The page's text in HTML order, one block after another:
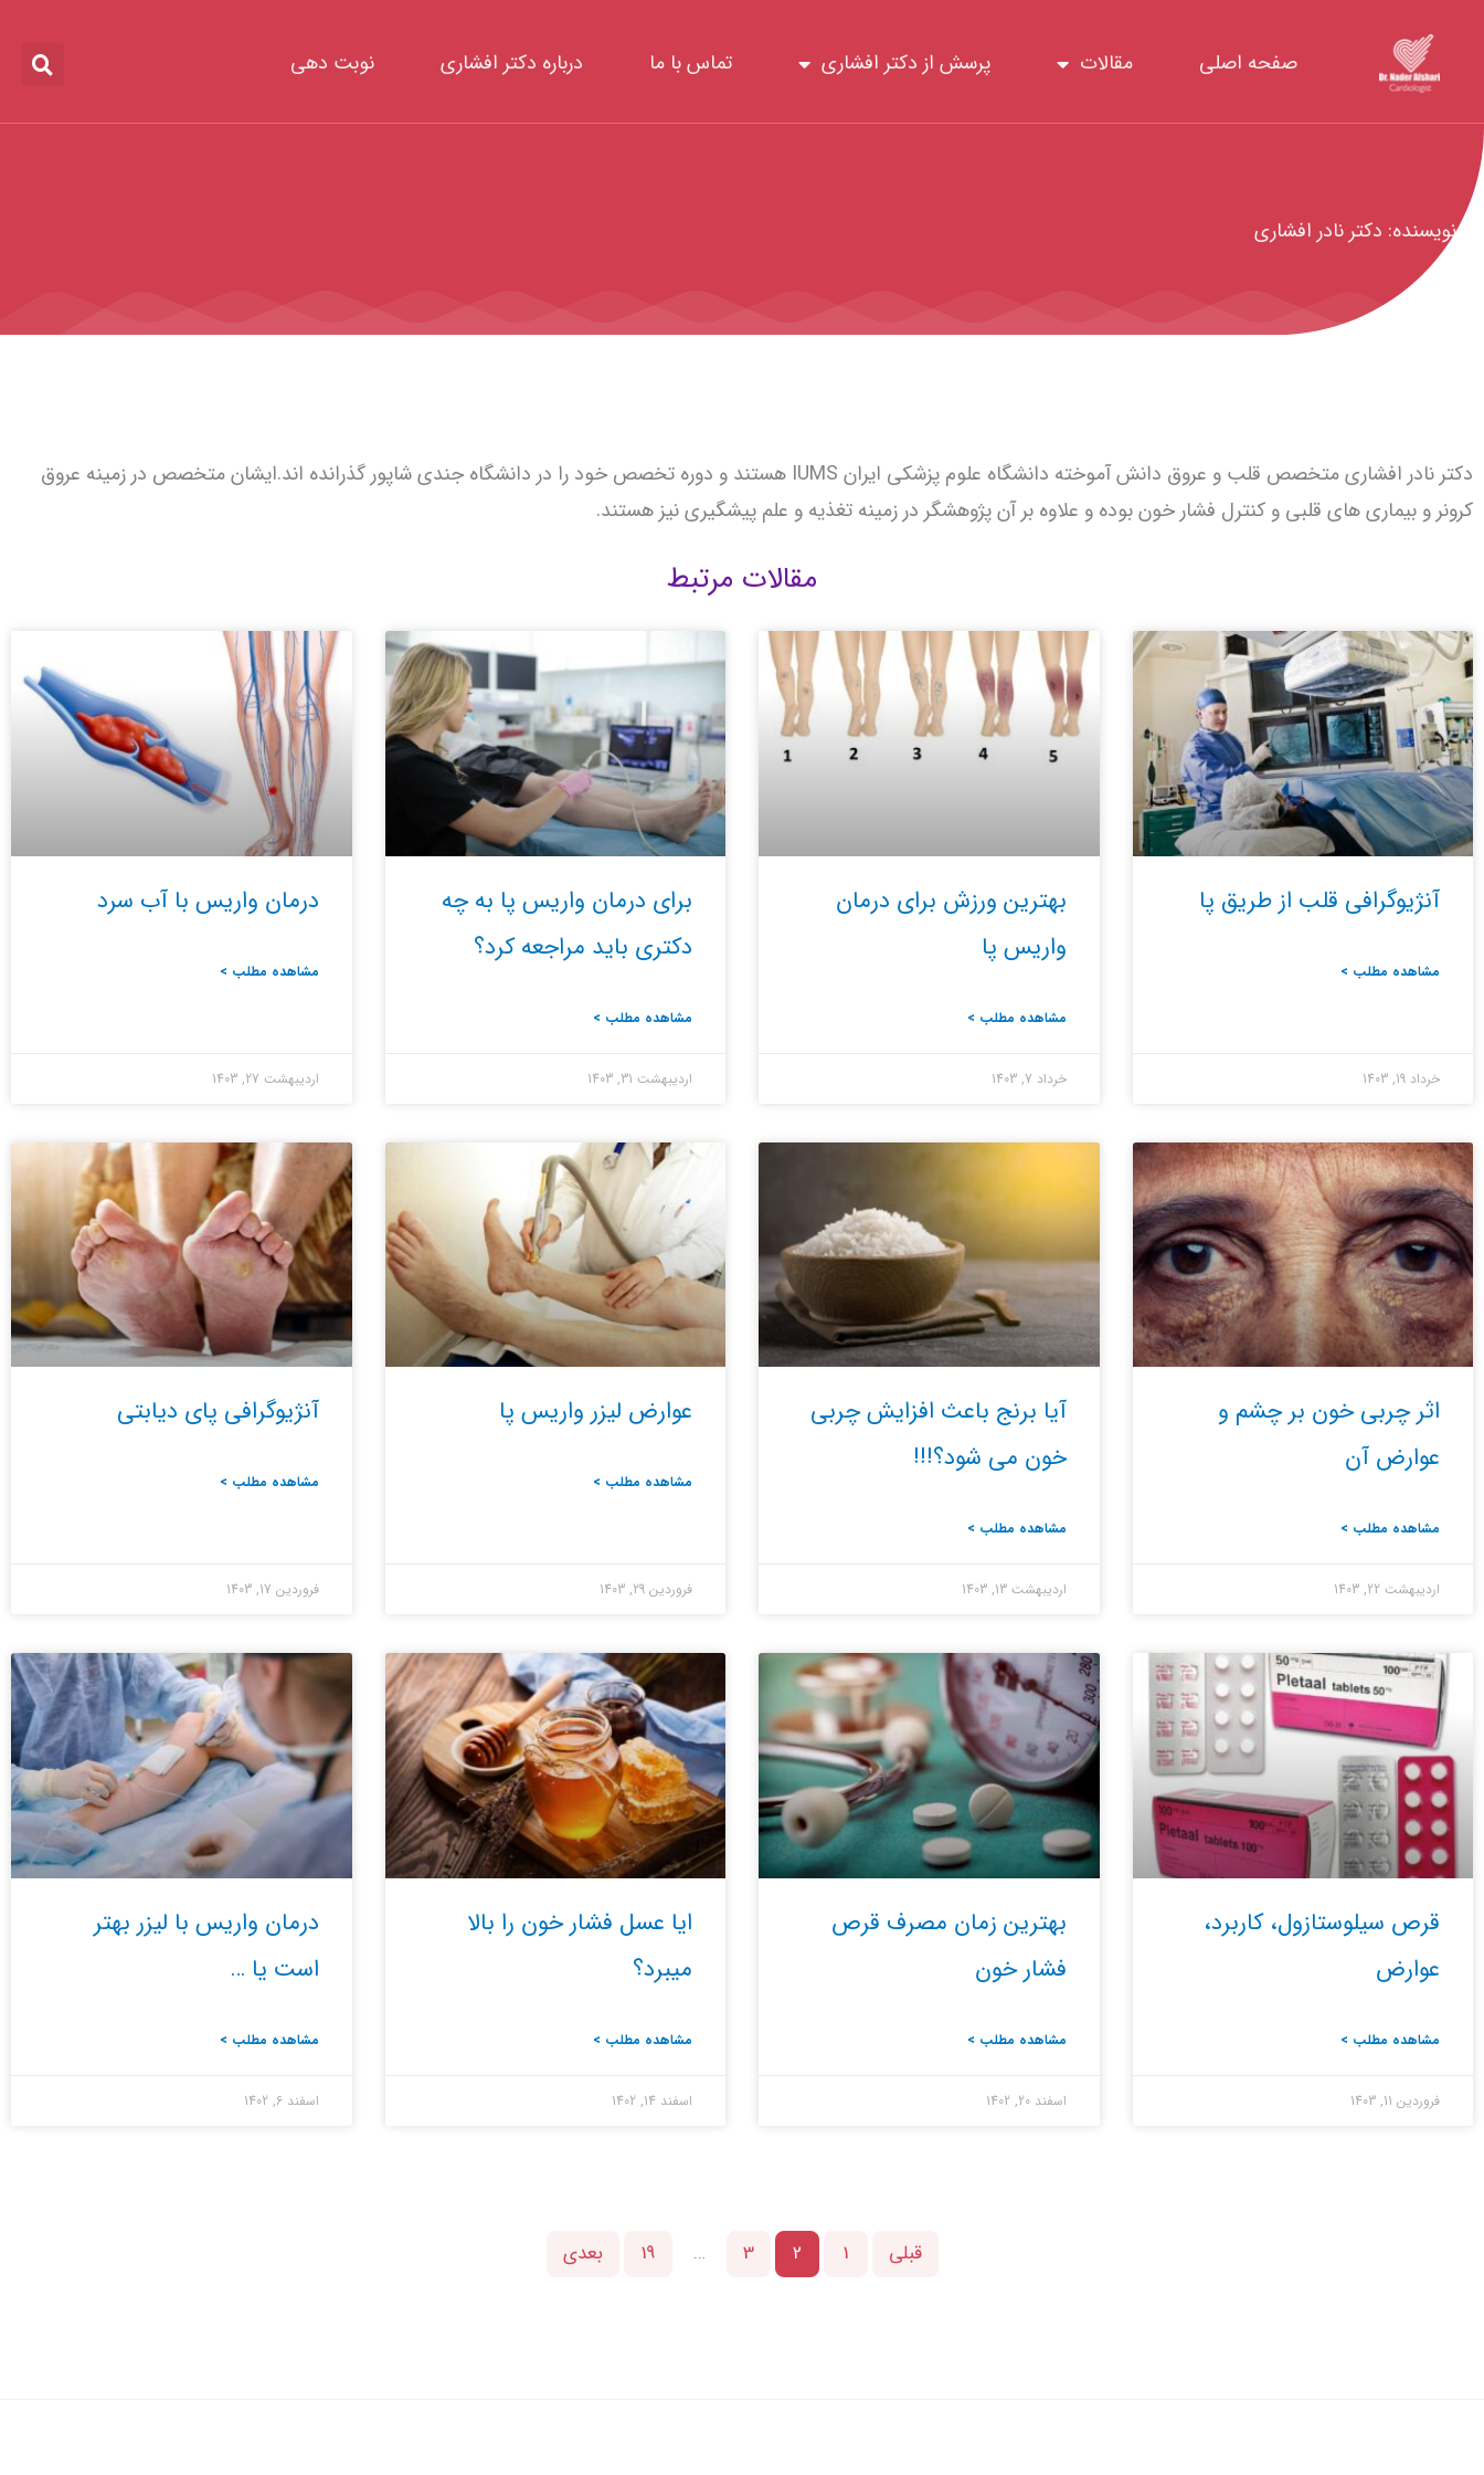
محتوا
صفحه اصلی مقالات پرسش از دکتر افشاری تماس با ما درباره دکتر افشاری نوبت دهی
نویسنده: دکتر نادر افشاری
دکتر نادر افشاری متخصص قلب و عروق دانش آموخته دانشگاه علوم پزشکی ایران IUMS هستند و دوره تخصص خود را در دانشگاه جندی شاپور گذرانده اند.ایشان متخصص در زمینه عروق
کرونر و بیماری های قلبی و کنترل فشار خون بوده و علاوه بر آن پژوهشگر در زمینه تغذیه و علم پیشگیری نیز هستند.
مقالات مرتبط
آنژیوگرافی قلب از طریق پا
مشاهده مطلب >
خرداد 19, 1403
بهترین ورزش برای درمان
واریس پا
مشاهده مطلب >
خرداد 7, 1403
برای درمان واریس پا به چه
دکتری باید مراجعه کرد؟
مشاهده مطلب >
اردیبهشت 31, 1403
درمان واریس با آب سرد
مشاهده مطلب >
اردیبهشت 27, 1403
اثر چربی خون بر چشم و
عوارض آن
مشاهده مطلب >
اردیبهشت 22, 1403
آیا برنج باعث افزایش چربی
خون می شود؟!!!
مشاهده مطلب >
اردیبهشت 13, 1403
عوارض لیزر واریس پا
مشاهده مطلب >
فروردین 29, 1403
آنژیوگرافی پای دیابتی
مشاهده مطلب >
فروردین 17, 1403
قرص سیلوستازول، کاربرد،
عوارض
مشاهده مطلب >
فروردین 11, 1403
بهترین زمان مصرف قرص
فشار خون
مشاهده مطلب >
اسفند 20, 1402
ایا عسل فشار خون را بالا
میبرد؟
مشاهده مطلب >
اسفند 14, 1402
درمان واریس با لیزر بهتر
است یا …
مشاهده مطلب >
اسفند 6, 1402
قبلی 1
2
3
…
19 بعدی